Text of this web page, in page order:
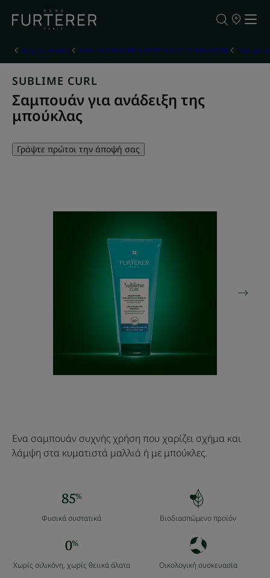
ΣΗΜΕΙΑ
ΜΑΣ
Αρχική σελίδα ΟΛΑ ΤΑ ΠΡΟΪΟΝΤΑ ΠΕΡΙΠΟΙΗΣΗΣ ΜΑΛΛΙΩΝ Σγουρά
SUBLIME CURL
Σαμπουάν για ανάδειξη της
μπούκλας
Γράψτε πρώτοι την άποψή σας
Ενα σαμπουάν συχνής χρήση που χαρίζει σχήμα και
λάμψη στα κυματιστά μαλλιά ή με μπούκλες.
Φυσικά συστατικά Βιοδιασπώμενο προϊόν
Χωρίς σιλικόνη, χωρίς θειικά άλατα Οικολογική συσκευασία